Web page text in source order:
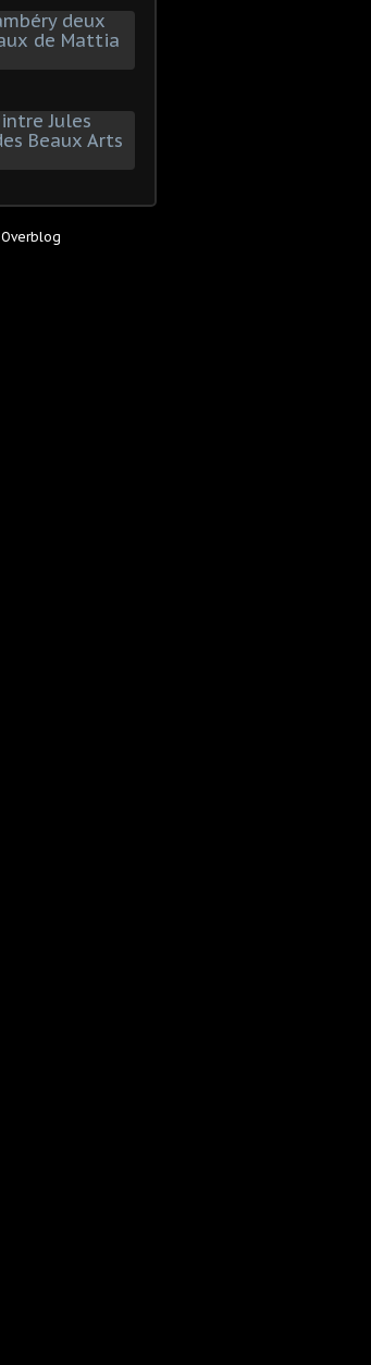
Overblog